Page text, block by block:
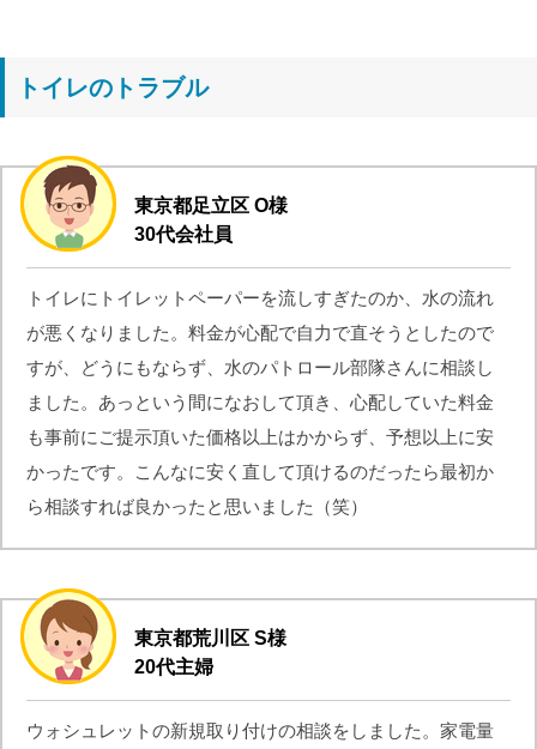
トイレのトラブル
東京都足立区 O様
30代会社員
トイレにトイレットペーパーを流しすぎたのか、水の流れ
が悪くなりました。料金が心配で自力で直そうとしたので
すが、どうにもならず、水のパトロール部隊さんに相談し
ました。あっという間になおして頂き、心配していた料金
も事前にご提示頂いた価格以上はかからず、予想以上に安
かったです。こんなに安く直して頂けるのだったら最初か
ら相談すれば良かったと思いました（笑）
東京都荒川区 S様
20代主婦
ウォシュレットの新規取り付けの相談をしました。家電量